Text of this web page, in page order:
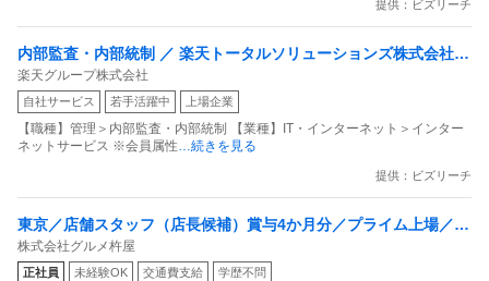
提供：ビズリーチ
内部監査・内部統制 ／ 楽天トータルソリューションズ株式会社
戦略事業コンプライアンス支援部 業務統制支援課：ショップコン
プライアンス推進担当（SBCSD）
楽天グループ株式会社
自社サービス 若手活躍中 上場企業
【職種】管理＞内部監査・内部統制 【業種】IT・インターネット＞インター
ネットサービス ※会員属性 …続きを見る
提供：ビズリーチ
東京／店舗スタッフ（店長候補）賞与4か月分／プライム上場／残
業月15H以下／新店オープン多数
株式会社グルメ杵屋
正社員 未経験OK 交通費支給 学歴不問